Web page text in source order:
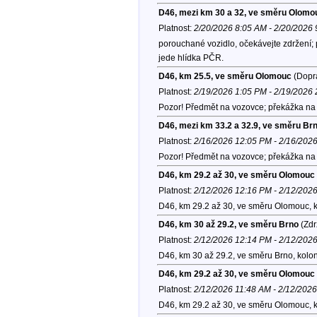
D46, mezi km 30 a 32, ve směru
Platnost: 2/20/2026 8:05 AM - 2/20/2026
porouchané vozidlo, očekávejte
jede hlídka PČR.
D46, km 25.5, ve směru Olomouc
Platnost: 2/19/2026 1:05 PM - 2/19/2026
Pozor! Předmět na vozovce; překážka
D46, mezi km 33.2 a 32.9, ve směru
Platnost: 2/16/2026 12:05 PM - 2/16/
Pozor! Předmět na vozovce; překážka
D46, km 29.2 až 30, ve směru Olomouc
Platnost: 2/12/2026 12:16 PM - 2/12/
D46, km 29.2 až 30, ve směru Olomouc,
D46, km 30 až 29.2, ve směru Brno
Platnost: 2/12/2026 12:14 PM - 2/12/
D46, km 30 až 29.2, ve směru Brno,
D46, km 29.2 až 30, ve směru Olomouc
Platnost: 2/12/2026 11:48 AM - 2/12/
D46, km 29.2 až 30, ve směru Olomouc,